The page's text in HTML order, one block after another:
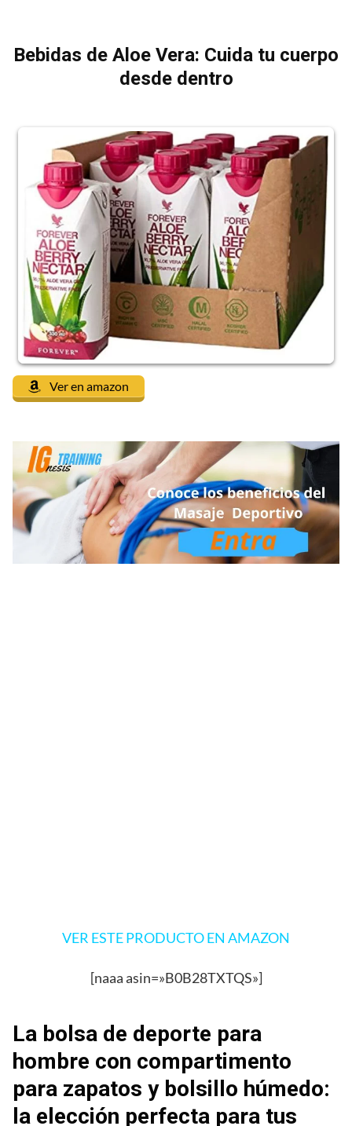
Bebidas de Aloe Vera: Cuida tu cuerpo
desde dentro
Ver en amazon
VER ESTE PRODUCTO EN AMAZON
[naaa asin=»B0B28TXTQS»]
La bolsa de deporte para
hombre con compartimento
para zapatos y bolsillo húmedo:
la elección perfecta para tus